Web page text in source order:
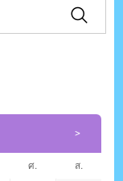
ศ. ส.